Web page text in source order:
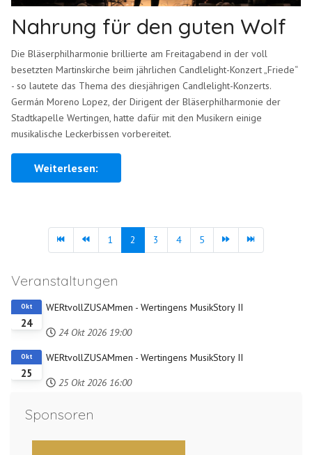
Nahrung für den guten Wolf
Die Bläserphilharmonie brillierte am Freitagabend in der voll
besetzten Martinskirche beim jährlichen Candlelight-Konzert „Friede“
- so lautete das Thema des diesjährigen Candlelight-Konzerts.
Germán Moreno Lopez, der Dirigent der Bläserphilharmonie der
Stadtkapelle Wertingen, hatte dafür mit den Musikern einige
musikalische Leckerbissen vorbereitet.
Weiterlesen:
1 2 3 4 5
Veranstaltungen
24
Okt WERtvollZUSAMmen - Wertingens MusikStory II
24 Okt 2026 19:00
25
Okt WERtvollZUSAMmen - Wertingens MusikStory II
25 Okt 2026 16:00
Sponsoren